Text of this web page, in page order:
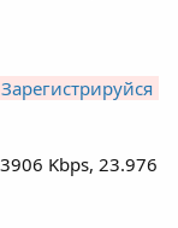
Зарегистрируйся
Kbps, 23.976